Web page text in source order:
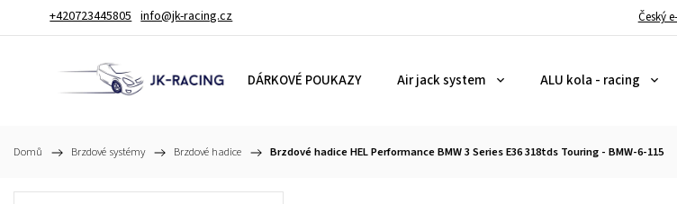
+420723445805 info@jk-racing.cz Český
DÁRKOVÉ POUKAZY Air jack system ALU kola - racing
Domů / Brzdové systémy / Brzdové hadice / Brzdové hadice HEL Performance BMW 3 Series E36 318tds Touring - BMW-6-115